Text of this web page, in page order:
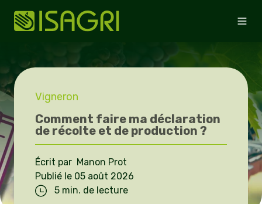
Vigneron
Comment faire ma déclaration
de récolte et de production ?
Écrit par Manon Prot
Publié le 05 août 2026
5 min. de lecture